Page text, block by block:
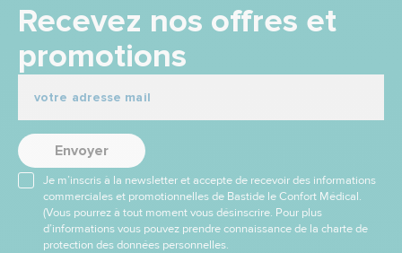
Recevez nos offres et
promotions
Envoyer
Je m’inscris à la newsletter et accepte de recevoir des informations
commerciales et promotionnelles de Bastide le Confort Médical.
(Vous pourrez à tout moment vous désinscrire. Pour plus
d’informations vous pouvez prendre connaissance de la charte de
protection des données personnelles.